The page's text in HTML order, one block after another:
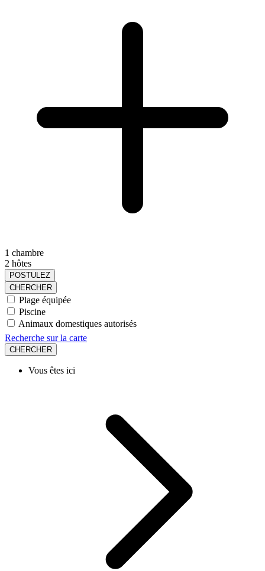
1 chambre
2 hôtes
POSTULEZ
CHERCHER
Plage équipée
Piscine
Animaux domestiques autorisés
Recherche sur la carte
CHERCHER
Vous êtes ici